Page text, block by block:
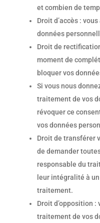
et combien de
Droit d’accès :
données
Droit de
moment de
bloquer vos
Si vous nous
traitement de vos
révoquer ce
vos données
Droit de transférer
de demander
responsable du
leur intégralité à
traitement.
Droit d’opposition :
traitement de vos